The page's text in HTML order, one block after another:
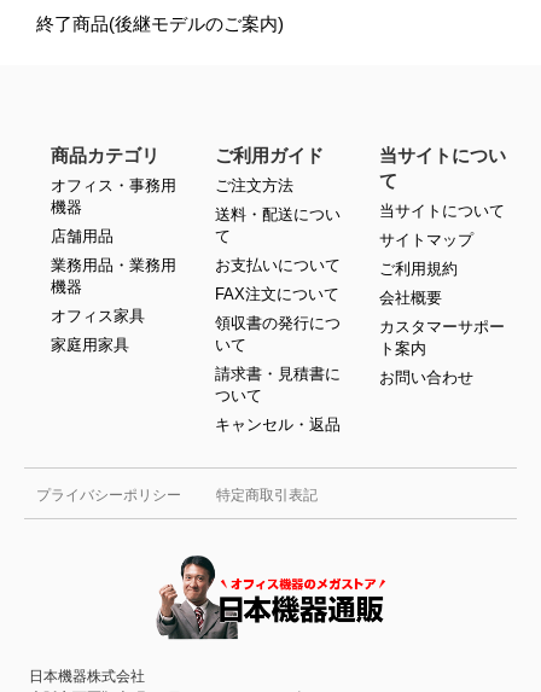
終了商品(後継モデルのご案内)
プライバシーポリシー 特定商取引表記
日本機器株式会社
商品カテゴリ
オフィス・事務用
機器
店舗用品
業務用品・業務用
機器
オフィス家具
家庭用家具
ご利用ガイド
ご注文方法
送料・配送につい
て
お支払いについて
FAX注文について
領収書の発行につ
いて
請求書・見積書に
ついて
キャンセル・返品
当サイトについ
て
当サイトについて
サイトマップ
ご利用規約
会社概要
カスタマーサポー
ト案内
お問い合わせ